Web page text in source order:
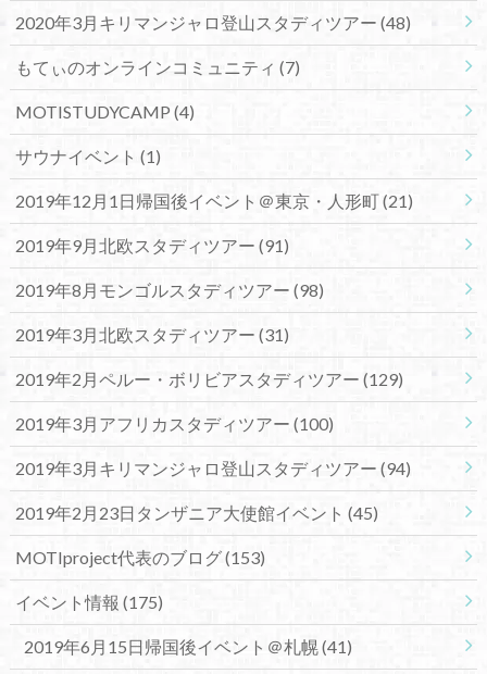
2020年3月キリマンジャロ登山スタディツアー (48)
もてぃのオンラインコミュニティ (7)
MOTISTUDYCAMP (4)
サウナイベント (1)
2019年12月1日帰国後イベント＠東京・人形町(21)
2019年9月北欧スタディツアー (91)
2019年8月モンゴルスタディツアー (98)
2019年3月北欧スタディツアー (31)
2019年2月ペルー・ボリビアスタディツアー (129)
2019年3月アフリカスタディツアー (100)
2019年3月キリマンジャロ登山スタディツアー (94)
2019年2月23日タンザニア大使館イベント (45)
MOTIproject代表のブログ(153)
イベント情報 (175)
2019年6月15日帰国後イベント＠札幌(41)